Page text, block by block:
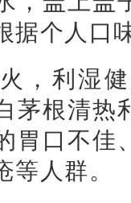
据个人口
，利湿
茅根清热
胃口不佳
人群。